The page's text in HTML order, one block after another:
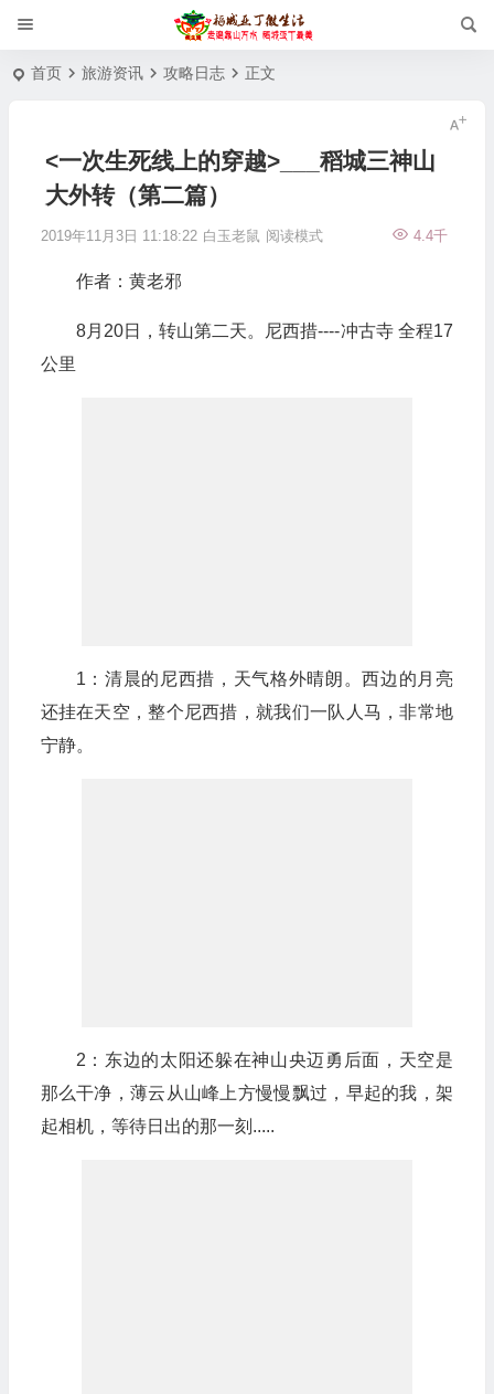
首页 旅游资讯 攻略日志 正文
<一次生死线上的穿越>___稻城三神山
大外转（第二篇）
2019年11月3日 11:18:22 白玉老鼠 4.4千
阅读模式
作者：黄老邪
8月20日，转山第二天。尼西措----冲古寺 全程17
公里
1：清晨的尼西措，天气格外晴朗。西边的月亮
还挂在天空，整个尼西措，就我们一队人马，非常地
宁静。
2：东边的太阳还躲在神山央迈勇后面，天空是
那么干净，薄云从山峰上方慢慢飘过，早起的我，架
起相机，等待日出的那一刻.....